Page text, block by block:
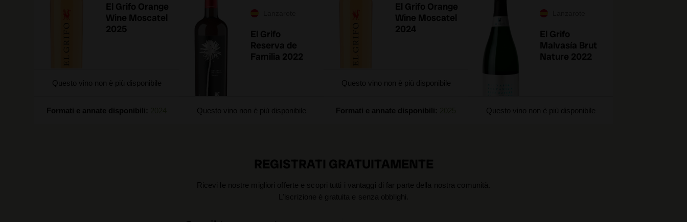
El Grifo Orange
Wine Moscatel
2025
Questo vino non è più disponibile
Formati e annate disponibili:
El Grifo
Reserva de
Familia 2022
Questo vino non è più disponibile
El Grifo Orange
Wine Moscatel
2024
Questo vino non è più disponibile
Formati e annate disponibili:
El Grifo
Malvasía Brut
Nature 2022
Questo vino non è più disponibile
REGISTRATI GRATUITAMENTE
Ricevi le nostre migliori offerte e scopri tutti i vantaggi di far parte della nostra comunità.
L'iscrizione è gratuita e senza obblighi.